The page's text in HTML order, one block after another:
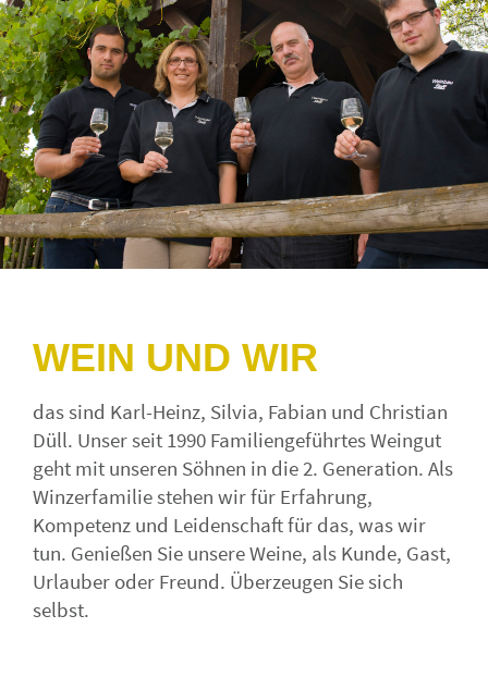
WEIN UND WIR
das sind Karl-Heinz, Silvia, Fabian und Christian
Düll. Unser seit 1990 Familiengeführtes Weingut
geht mit unseren Söhnen in die 2. Generation. Als
Winzerfamilie stehen wir für Erfahrung,
Kompetenz und Leidenschaft für das, was wir
tun. Genießen Sie unsere Weine, als Kunde, Gast,
Urlauber oder Freund. Überzeugen Sie sich
selbst.